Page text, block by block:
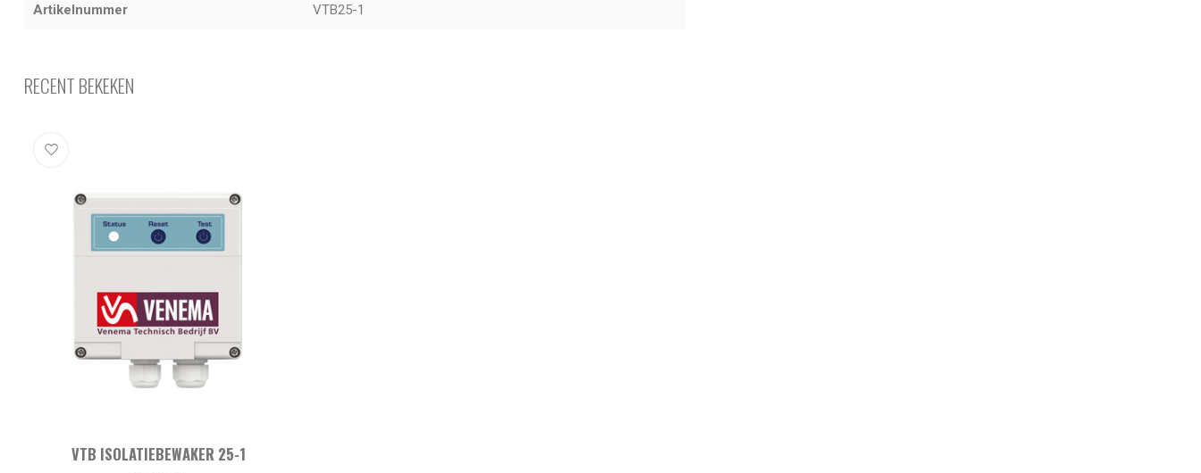
Artikelnummer VTB25-1
RECENT BEKEKEN
VTB ISOLATIEBEWAKER 25-1